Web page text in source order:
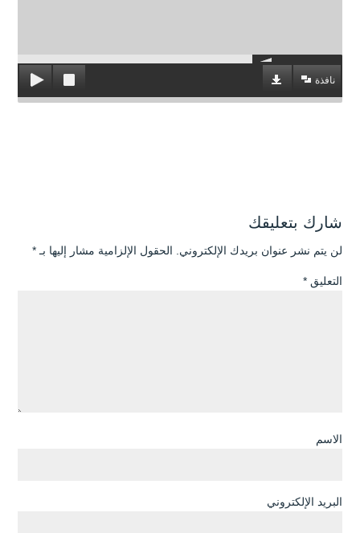
نافذة
شارك بتعليقك
لن يتم نشر عنوان بريدك الإلكتروني. الحقول الإلزامية مشار إليها بـ *
التعليق *
الاسم
البريد الإلكتروني